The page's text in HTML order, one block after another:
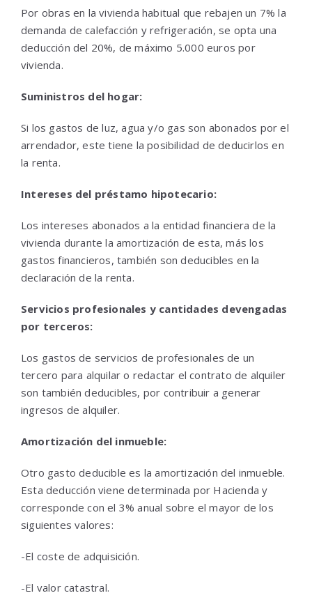
Por obras en la vivienda habitual que rebajen un 7% la
demanda de calefacción y refrigeración, se opta una
deducción del 20%, de máximo 5.000 euros por
vivienda.
Suministros del hogar:
Si los gastos de luz, agua y/o gas son abonados por el
arrendador, este tiene la posibilidad de deducirlos en
la renta.
Intereses del préstamo hipotecario:
Los intereses abonados a la entidad financiera de la
vivienda durante la amortización de esta, más los
gastos financieros, también son deducibles en la
declaración de la renta.
Servicios profesionales y cantidades devengadas
por terceros:
Los gastos de servicios de profesionales de un
tercero para alquilar o redactar el contrato de alquiler
son también deducibles, por contribuir a generar
ingresos de alquiler.
Amortización del inmueble:
Otro gasto deducible es la amortización del inmueble.
Esta deducción viene determinada por Hacienda y
corresponde con el 3% anual sobre el mayor de los
siguientes valores:
-El coste de adquisición.
-El valor catastral.